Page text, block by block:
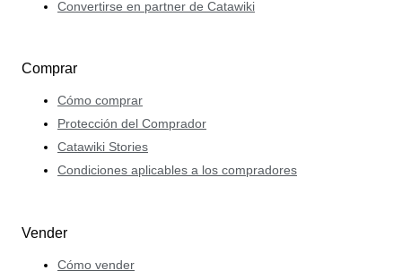
Convertirse en partner de Catawiki
Comprar
Cómo comprar
Protección del Comprador
Catawiki Stories
Condiciones aplicables a los compradores
Vender
Cómo vender